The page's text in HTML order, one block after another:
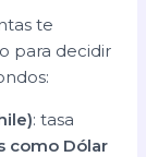
te
para decidir
: tasa
como Dólar